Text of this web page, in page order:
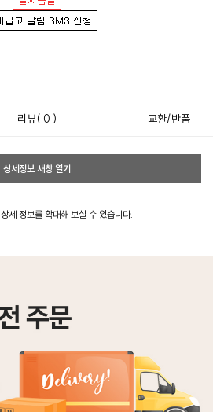
리뷰( 0 ) 교환/반품
상세정보 새창 열기
상세 정보를 확대해 보실 수 있습니다.